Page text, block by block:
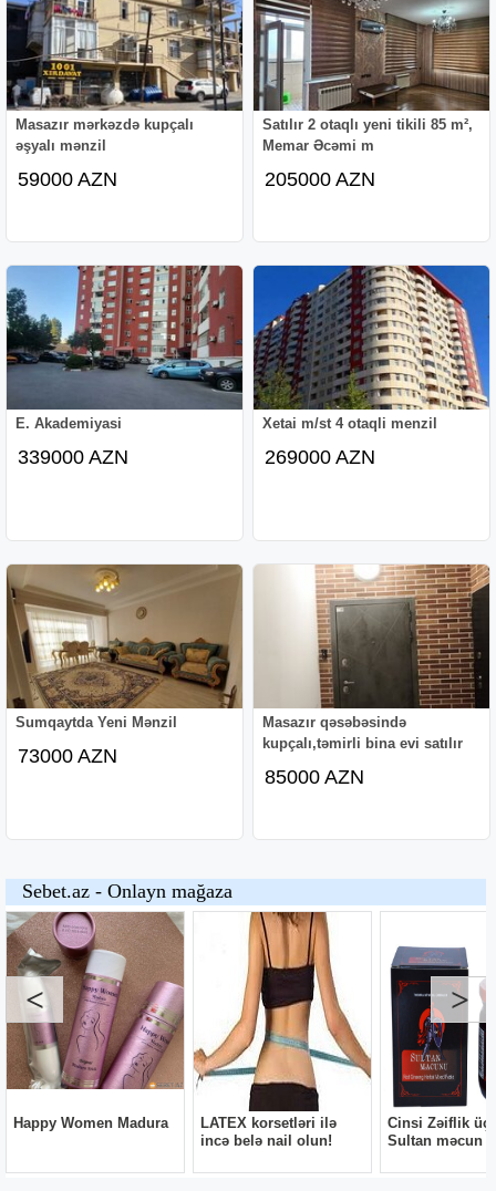
Masazır mərkəzdə kupçalı
əşyalı mənzil
59000 AZN
Satılır 2 otaqlı yeni tikili 85 m²,
Memar Əcəmi m
205000 AZN
E. Akademiyasi
339000 AZN
Xetai m/st 4 otaqli menzil
269000 AZN
Sumqaytda Yeni Mənzil
73000 AZN
Masazır qəsəbəsində
kupçalı,təmirli bina evi satılır
85000 AZN